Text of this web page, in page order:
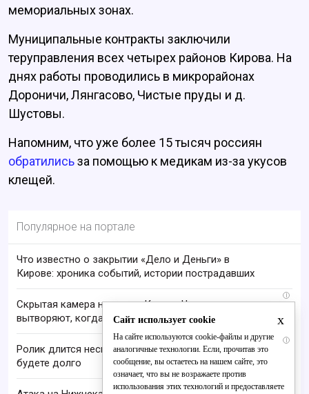
мемориальных зонах.
Муниципальные контракты заключили
теруправления всех четырех районов Кирова. На
днях работы проводились в микрорайонах
Дороничи, Лянгасово, Чистые пруды и д.
Шустовы.
Напомним, что уже более 15 тысяч россиян
обратилисьза помощью к медикам из-за укусов
клещей.
Популярное на портале
Что известно о закрытии «Дело и Деньги» в
Кирове: хроника событий, истории пострадавших
i
Скрытая камера на пляже Крыма: Что люди
вытворяют, когда их не видят...
i
Ролик длится несколько секунд, а смеяться вы
будете долго
x
Сайт использует cookie
На сайте используются cookie-файлы и другие
аналогичные технологии. Если, прочитав это
сообщение, вы остаетесь на нашем сайте, это
означает, что вы не возражаете против
использования этих технологий и предоставляете